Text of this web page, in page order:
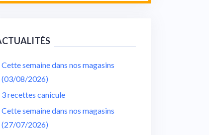
Cette semaine dans nos magasins
(03/08/2026)
3 recettes canicule
Cette semaine dans nos magasins
(27/07/2026)